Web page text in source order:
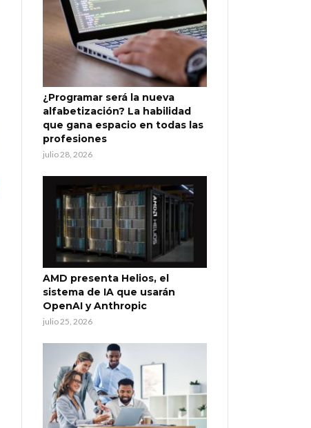
¿Programar será la nueva
alfabetización? La habilidad
que gana espacio en todas las
profesiones
julio 28, 2026
AMD presenta Helios, el
sistema de IA que usarán
OpenAI y Anthropic
julio 25, 2026